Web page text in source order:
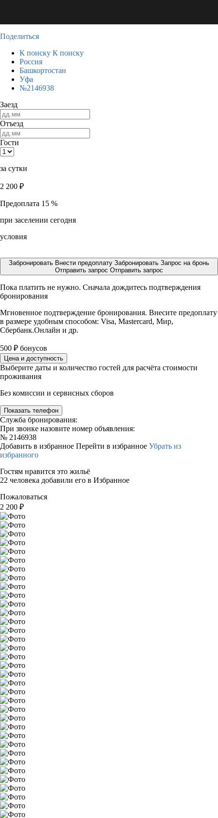
Поделиться
К поиску К поиску
Россия
Башкортостан
Уфа
№2146938
Заезд
Отъезд
Гости
за сутки
2 200 ₽
Предоплата 15 %
при заселении сегодня
условия
Забронировать Внести предоплату Забронировать Запрос на бронь
Отправить запрос Отправить запрос
Пока платить не нужно. Сначала дождитесь подтверждения
бронирования
Мгновенное подтверждение бронирования. Внесите предоплату
в размере удобным способом: Visa, Mastercard, Мир,
Сбербанк.Онлайн и др.
500 ₽ бонусов
Цена и доступность
Выберите даты и количество гостей для расчёта стоимости
проживания
Без комиссии и сервисных сборов
Показать телефон
Служба бронирования:
При звонке назовите номер объявления:
№ 2146938
Добавить в избранное Перейти в избранное Убрать из
избранного
Гостям нравится это жильё
22 человека добавили его в Избранное
Пожаловаться
2 200 ₽